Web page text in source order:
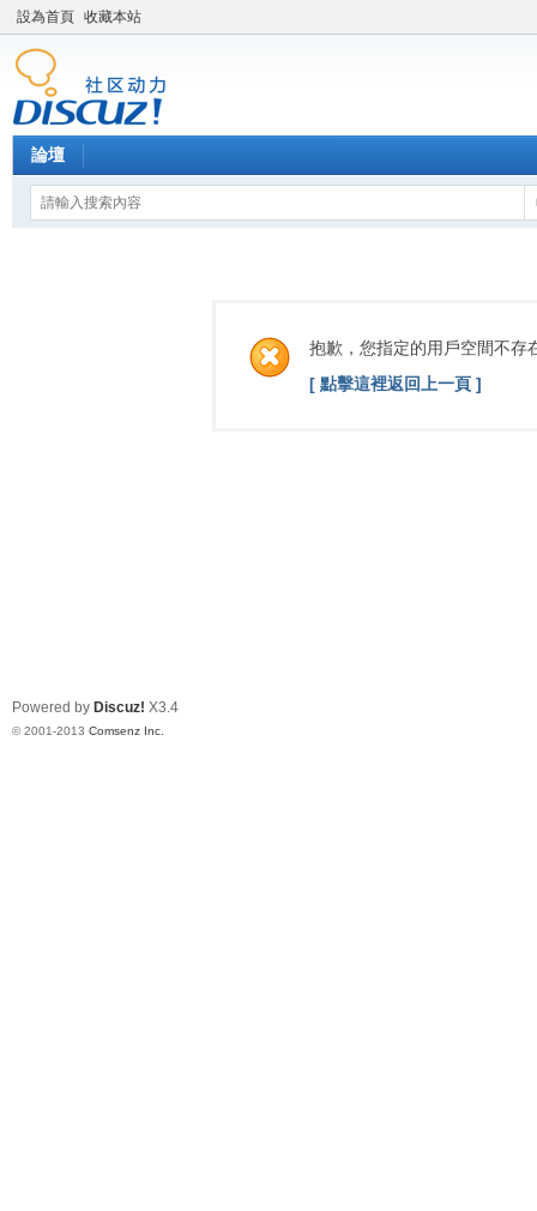
設為首頁 收藏本站
論壇
抱歉，您指定的用戶空間不存
[ 點擊這裡返回上一頁 ]
Powered by Discuz! X3.4
© 2001-2013 Comsenz Inc.